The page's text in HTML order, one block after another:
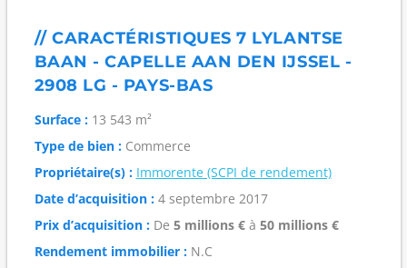
// CARACTÉRISTIQUES 7 LYLANTSE
BAAN - CAPELLE AAN DEN IJSSEL -
2908 LG - PAYS-BAS
Surface :13 543 m²
Type de bien :Commerce
Propriétaire(s) : Immorente (SCPI de rendement)
Date d’acquisition :4 septembre 2017
Prix d’acquisition :De 5 millions €à 50 millions €
Rendement immobilier :N.C